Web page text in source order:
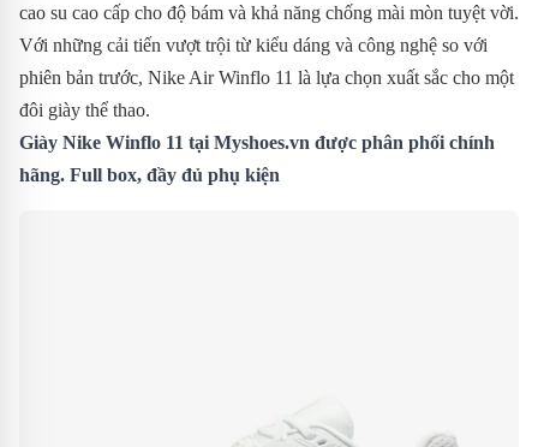
cao su cao cấp cho độ bám và khả năng chống mài mòn tuyệt vời.
Với những cải tiến vượt trội từ kiểu dáng và công nghệ so với
phiên bản trước, Nike Air Winflo 11 là lựa chọn xuất sắc cho một
đôi giày thể thao.
Giày Nike Winflo 11 tại Myshoes.vn được phân phối chính
hãng. Full box, đầy đủ phụ kiện